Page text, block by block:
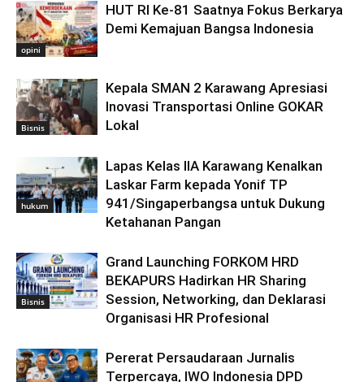
opini
HUT RI Ke-81 Saatnya Fokus Berkarya
Demi Kemajuan Bangsa Indonesia
Bisnis
Kepala SMAN 2 Karawang Apresiasi
Inovasi Transportasi Online GOKAR
Lokal
hukum
Lapas Kelas IIA Karawang Kenalkan
Laskar Farm kepada Yonif TP
941/Singaperbangsa untuk Dukung
Ketahanan Pangan
Bisnis
Grand Launching FORKOM HRD
BEKAPURS Hadirkan HR Sharing
Session, Networking, dan Deklarasi
Organisasi HR Profesional
Pererat Persaudaraan Jurnalis
Terpercaya, IWO Indonesia DPD